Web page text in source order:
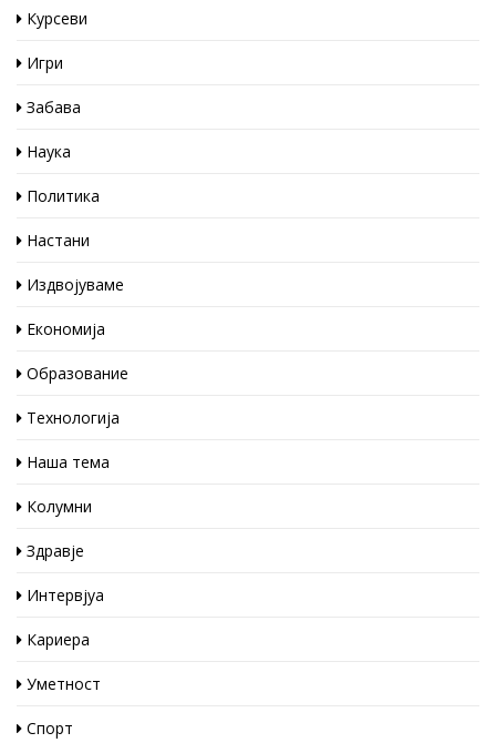
Курсеви
Игри
Забава
Наука
Политика
Настани
Издвојуваме
Економија
Образование
Технологија
Наша тема
Колумни
Здравје
Интервјуа
Кариера
Уметност
Спорт